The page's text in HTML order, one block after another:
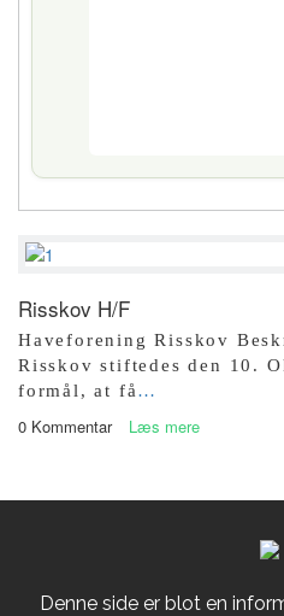
Risskov H/F
Haveforening Risskov
Risskov stiftedes den 10.
formål, at få…
0 Kommentar Læs mere
Denne side er blot en